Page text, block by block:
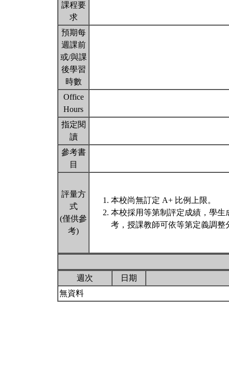
課程要
求
預期每
週課前
或/與課
後學習
時數
Office
Hours
指定閱
讀
參考書
目
評量方
式
(僅供參
考)
本校尚無訂定 A+ 比例上限。
本校採用等第制評定成績，學
考，授課教師可依等第定義調
週次
日期
無資料